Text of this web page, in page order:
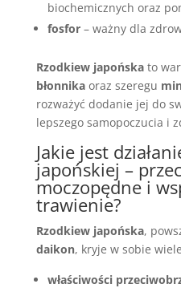
biochemicznych oraz
fosfor– ważny dla
Rzodkiew japońskato
błonnikaoraz szeregu
rozważyć dodanie jej do
lepszego samopoczucia i
Jakie jest
japońskiej –
moczopędne i
trawienie?
Rzodkiew japońska,
daikon, kryje w sobie
właściwości